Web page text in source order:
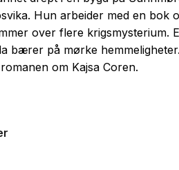
Hun arbeider med en bok
over flere krigsmysterium.
bærer på mørke
om Kajsa Coren.